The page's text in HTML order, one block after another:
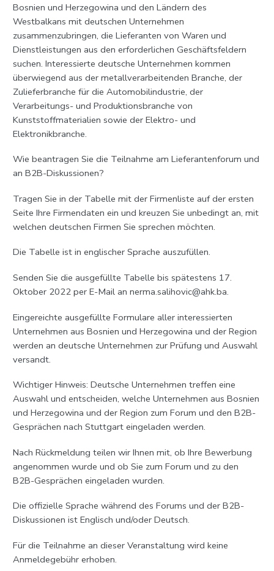
Bosnien und Herzegowina und den Ländern des
Westbalkans mit deutschen Unternehmen
zusammenzubringen, die Lieferanten von Waren und
Dienstleistungen aus den erforderlichen Geschäftsfeldern
suchen. Interessierte deutsche Unternehmen kommen
überwiegend aus der metallverarbeitenden Branche, der
Zulieferbranche für die Automobilindustrie, der
Verarbeitungs- und Produktionsbranche von
Kunststoffmaterialien sowie der Elektro- und
Elektronikbranche.
Wie beantragen Sie die Teilnahme am Lieferantenforum und
an B2B-Diskussionen?
Tragen Sie in der Tabelle mit der Firmenliste auf der ersten
Seite Ihre Firmendaten ein und kreuzen Sie unbedingt an, mit
welchen deutschen Firmen Sie sprechen möchten.
Die Tabelle ist in englischer Sprache auszufüllen.
Senden Sie die ausgefüllte Tabelle bis spätestens 17.
Oktober 2022 per E-Mail an nerma.salihovic@ahk.ba.
Eingereichte ausgefüllte Formulare aller interessierten
Unternehmen aus Bosnien und Herzegowina und der Region
werden an deutsche Unternehmen zur Prüfung und Auswahl
versandt.
Wichtiger Hinweis: Deutsche Unternehmen treffen eine
Auswahl und entscheiden, welche Unternehmen aus Bosnien
und Herzegowina und der Region zum Forum und den B2B-
Gesprächen nach Stuttgart eingeladen werden.
Nach Rückmeldung teilen wir Ihnen mit, ob Ihre Bewerbung
angenommen wurde und ob Sie zum Forum und zu den
B2B-Gesprächen eingeladen wurden.
Die offizielle Sprache während des Forums und der B2B-
Diskussionen ist Englisch und/oder Deutsch.
Für die Teilnahme an dieser Veranstaltung wird keine
Anmeldegebühr erhoben.